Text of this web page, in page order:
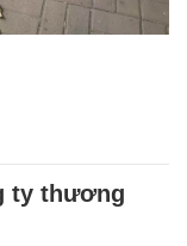
ty thương